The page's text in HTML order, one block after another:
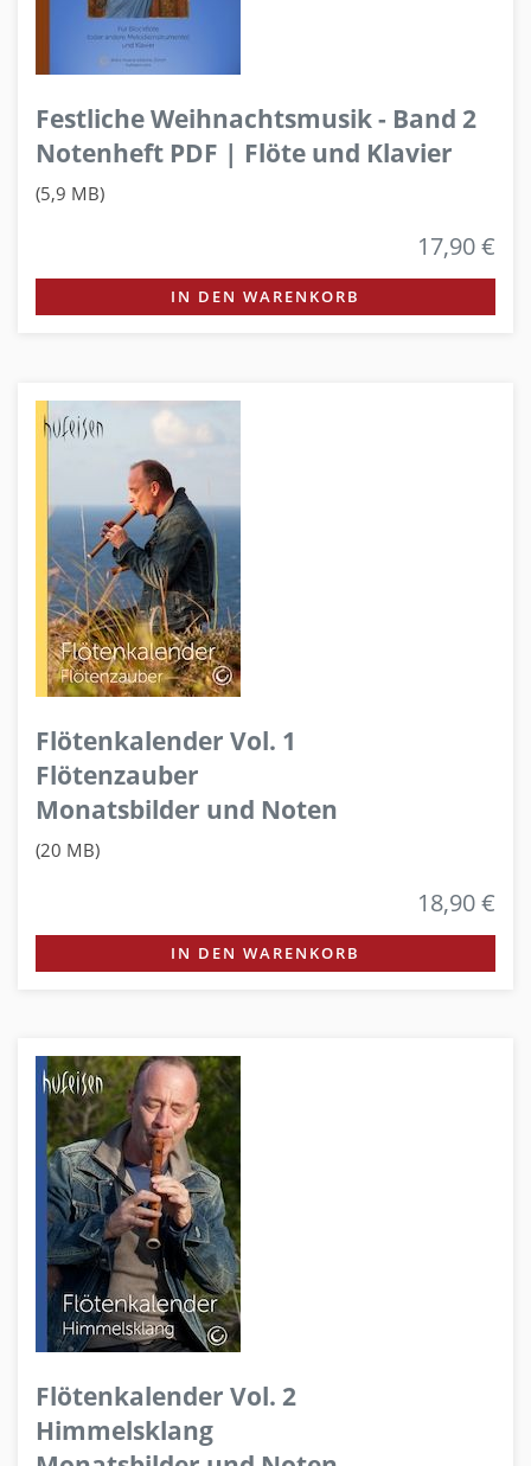
Festliche Weihnachtsmusik - Band 2
Notenheft PDF | Flöte und Klavier
(5,9 MB)
17,90 €
IN DEN WARENKORB
Flötenkalender Vol. 1
Flötenzauber
Monatsbilder und Noten
(20 MB)
18,90 €
IN DEN WARENKORB
Flötenkalender Vol. 2
Himmelsklang